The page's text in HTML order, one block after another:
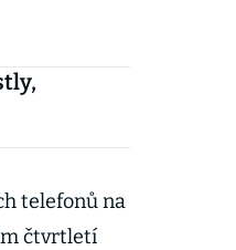
telefonů na
čtvrtletí